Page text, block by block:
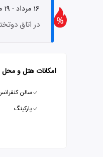
16 مرداد - 19 مرداد ( 3 شب )
در اتاق
امکانات هتل و
سالن
پارکینگ